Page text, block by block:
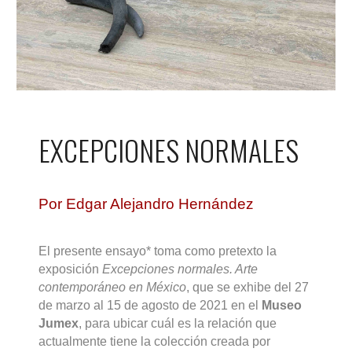
EXCEPCIONES NORMALES
Por Edgar Alejandro Hernández
El presente ensayo* toma como pretexto la
exposiciónExcepciones normales. Arte
contemporáneo en México, que se exhibe del 27
de marzo al 15 de agosto de 2021 en el
Museo
Jumex, para ubicar cuál es la relación que
actualmente tiene la colección creada por